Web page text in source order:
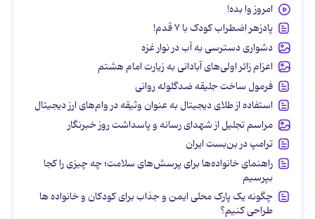
امروز وا بده!
پادزهر اضطراب کودک با ۷ قدم!
دشواری دسترسی به آب در نوار غزه
اعزام زائر اولی‌های آبادانی به زیارت امام هشتم
فرمول ساخت جلیقه ضدگلوله روانی
استفاده از طلای دیجیتال به عنوان وثیقه در وام‌های ارز دیجیتال
مراسم تجلیل از شهدای رسانه و پاسداشت روز خبرنگار
ترامپ در بن‌بست ایران
راهنمای خانواده‌ها برای پرسش‌های سلامت؛ چه چیزی را کجا
بپرسیم
چگونه یک پارک محلی ایمن و جذاب برای کودکان و خانواده ها
طراحی کنیم؟